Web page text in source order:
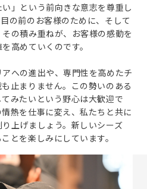
」という前向きな意志を尊重し
の前のお客様のために、そして
の積み重ねが、お客様の感動を
高めていくのです。
への進出や、専門性を高めたチ
止まりません。この勢いのある
みたいという野心は大歓迎で
熱を仕事に変え、私たちと共に
上げましょう。新しいシーズ
とを楽しみにしています。